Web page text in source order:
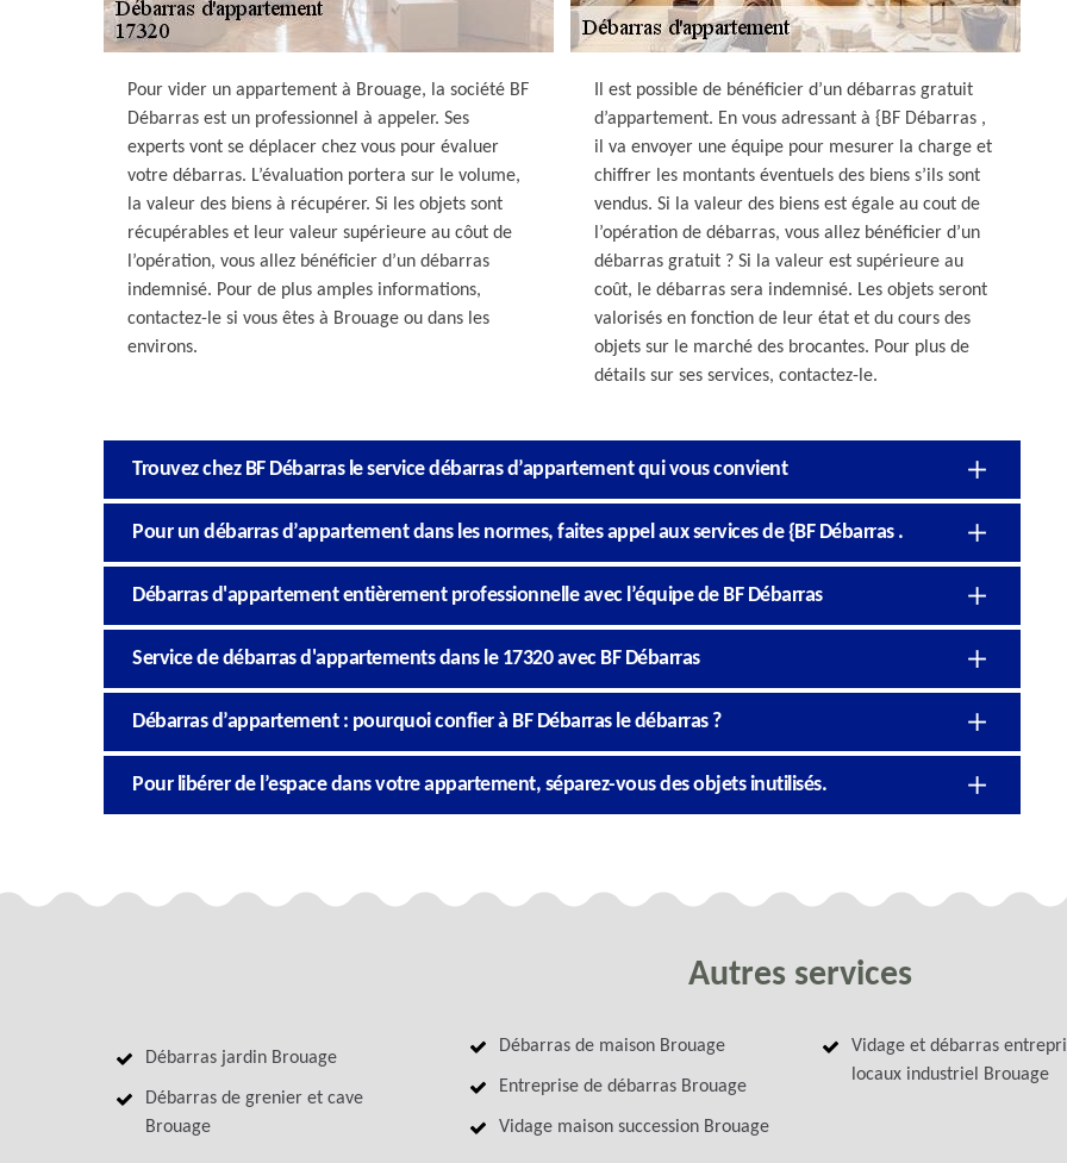
Pour vider un appartement à Brouage, la société BF
Débarras est un professionnel à appeler. Ses
experts vont se déplacer chez vous pour évaluer
votre débarras. L’évaluation portera sur le volume,
la valeur des biens à récupérer. Si les objets sont
récupérables et leur valeur supérieure au côut de
l’opération, vous allez bénéficier d’un débarras
indemnisé. Pour de plus amples informations,
contactez-le si vous êtes à Brouage ou dans les
environs.
Il est possible de bénéficier d’un débarras gratuit
d’appartement. En vous adressant à {BF Débarras ,
il va envoyer une équipe pour mesurer la charge et
chiffrer les montants éventuels des biens s’ils sont
vendus. Si la valeur des biens est égale au cout de
l’opération de débarras, vous allez bénéficier d’un
débarras gratuit ? Si la valeur est supérieure au
coût, le débarras sera indemnisé. Les objets seront
valorisés en fonction de leur état et du cours des
objets sur le marché des brocantes. Pour plus de
détails sur ses services, contactez-le.
Trouvez chez BF Débarras le service débarras d’appartement qui vous convient
Pour un débarras d’appartement dans les normes, faites appel aux services de {BF Débarras .
Débarras d'appartement entièrement professionnelle avec l’équipe de BF Débarras
Service de débarras d'appartements dans le 17320 avec BF Débarras
Débarras d’appartement : pourquoi confier à BF Débarras le débarras ?
Pour libérer de l’espace dans votre appartement, séparez-vous des objets inutilisés.
Autres services
Débarras jardin Brouage
Débarras de grenier et cave
Brouage
Débarras de maison Brouage
Entreprise de débarras Brouage
Vidage maison succession Brouage
Vidage et débarras
locaux industriel Brouage